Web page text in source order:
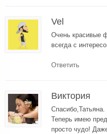
Vel
Очень красивые
всегда с
Ответить
Виктория
Теперь имею
просто чудо!